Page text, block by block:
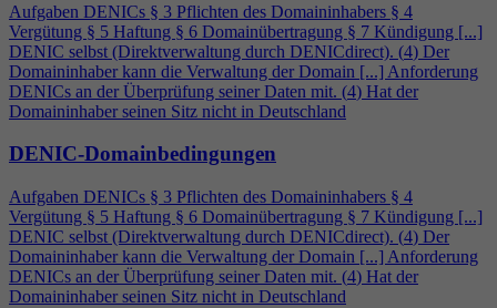
Aufgaben DENICs § 3 Pflichten des Domaininhabers § 4
Vergütung § 5 Haftung § 6 Domainübertragung § 7 Kündigung [...]
DENIC selbst (Direktverwaltung durch DENICdirect). (4) Der
Domaininhaber kann die Verwaltung der Domain [...] Anforderung
DENICs an der Überprüfung seiner Daten mit. (4) Hat der
Domaininhaber seinen Sitz nicht in Deutschland
DENIC-Domainbedingungen
Aufgaben DENICs § 3 Pflichten des Domaininhabers § 4
Vergütung § 5 Haftung § 6 Domainübertragung § 7 Kündigung [...]
DENIC selbst (Direktverwaltung durch DENICdirect). (4) Der
Domaininhaber kann die Verwaltung der Domain [...] Anforderung
DENICs an der Überprüfung seiner Daten mit. (4) Hat der
Domaininhaber seinen Sitz nicht in Deutschland